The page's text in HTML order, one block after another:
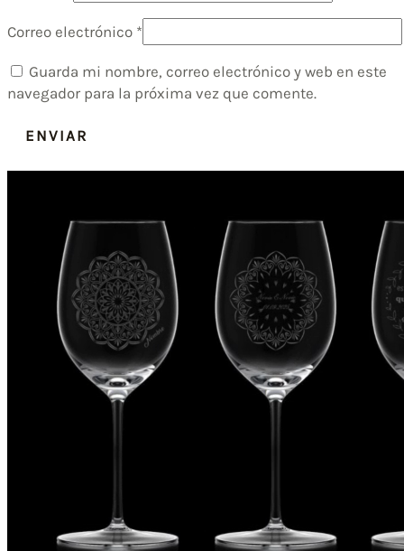
Correo electrónico *
Guarda mi nombre, correo electrónico y web en este
navegador para la próxima vez que comente.